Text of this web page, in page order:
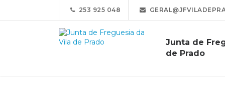
253 925 048
Junta de
de Prado